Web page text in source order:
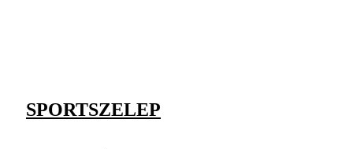
SPORTSZELEP